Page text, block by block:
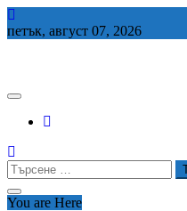
Skip
to
петък, август 07, 2026
Търсене
за:
You are Here